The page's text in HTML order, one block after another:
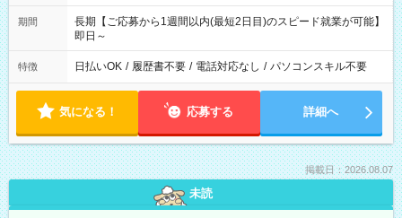
期間
長期【ご応募から1週間以内(最短2日目)のスピード就業が可能】
即日～
特徴 日払いOK / 履歴書不要 / 電話対応なし / パソコンスキル不要
気になる！ 応募する 詳細へ
掲載日：2026.08.07
未読